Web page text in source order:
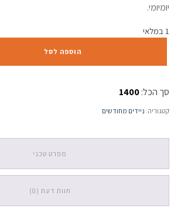
יומיומי.
1 במלאי
3580
/
8565U
/
/
הוספה לסל
סך הכל:1400
קטגוריה: ניידים מחודשים
מפרט טכני
חוות דעת (0)